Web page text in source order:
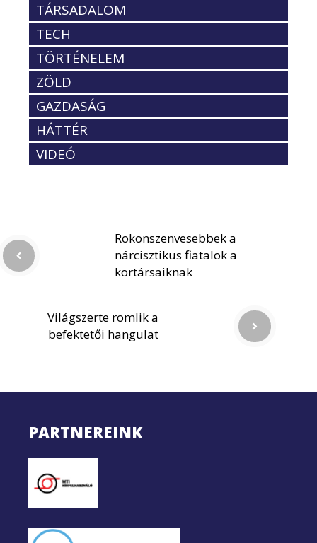
TÁRSADALOM
TECH
TÖRTÉNELEM
ZÖLD
GAZDASÁG
HÁTTÉR
VIDEÓ
Rokonszenvesebbek a
nárcisztikus fiatalok a
kortársaiknak
Világszerte romlik a
befektetői hangulat
PARTNEREINK